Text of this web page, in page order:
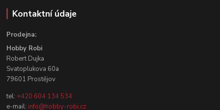
Kontaktní údaje
Prodejna:
Hobby Robi
Robert Dujka
Svatoplukova 60a
79601 Prostějov
tel: +420 604 134 534
e-mail: info@hobby-robi.cz